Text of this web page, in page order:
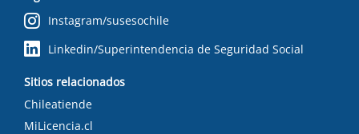
Instagram/susesochile
Linkedin/Superintendencia de Seguridad Social
Sitios relacionados
Chileatiende
MiLicencia.cl